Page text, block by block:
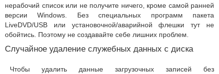
нерабочий список или не получите ничего, кроме самой ранней
версии Windows. Без специальных программ пакета
LiveDVD/USB или установочной/аварийной флешки тут не
обойтись. Поэтому не создавайте себе лишних проблем.
Случайное удаление служебных данных с диска
Чтобы удалить данные загрузочных записей без